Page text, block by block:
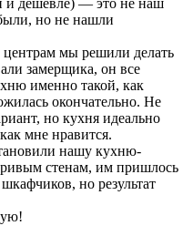
но не нашли
мы решили делать
замерщика, он все
именно такой, как
окончательно. Не
но кухня идеально
мне нравится.
нашу кухню-
стенам, им пришлось
но результат